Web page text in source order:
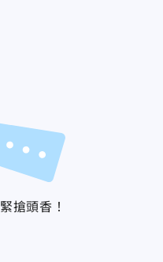
搶頭香！